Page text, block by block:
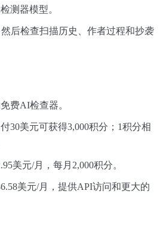
测器模型。
后检查扫描历史、作者过程和抄袭
费AI检查器。
30美元可获得3,000积分；1积分相
美元/月，每月2,000积分。
美元/月，提供API访问和更大的